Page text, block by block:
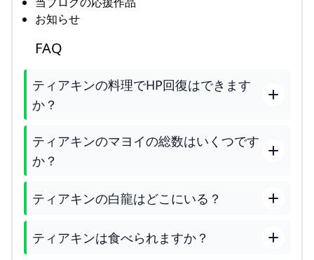
お知らせ
FAQ
ティアキンの料理でHP回復はできます
か？
ティアキンのマヨイの総数はいくつです
か？
ティアキンの白龍はどこにいる？
ティアキンは食べられますか？